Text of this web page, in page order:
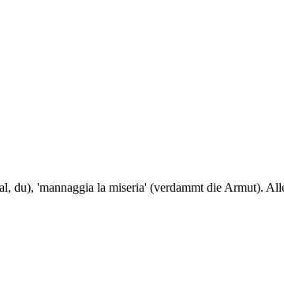
'mannaggia la miseria' (verdammt die Armut).